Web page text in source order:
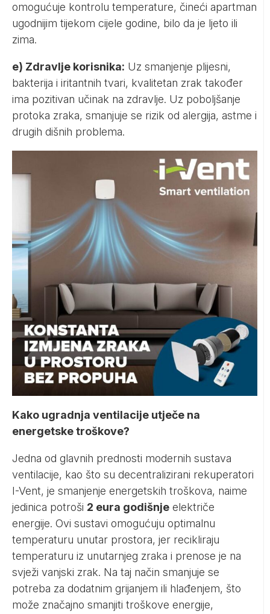
omogućuje kontrolu temperature, čineći apartman
ugodnijim tijekom cijele godine, bilo da je ljeto ili
zima.
e) Zdravlje korisnika: Uz smanjenje plijesni,
bakterija i iritantnih tvari, kvalitetan zrak također
ima pozitivan učinak na zdravlje. Uz poboljšanje
protoka zraka, smanjuje se rizik od alergija, astme i
drugih dišnih problema.
Kako ugradnja ventilacije utječe na
energetske troškove?
Jedna od glavnih prednosti modernih sustava
ventilacije, kao što su decentralizirani rekuperatori
I-Vent, je smanjenje energetskih troškova, naime
jedinica potroši 2 eura godišnje električe
energije. Ovi sustavi omogućuju optimalnu
temperaturu unutar prostora, jer recikliraju
temperaturu iz unutarnjeg zraka i prenose je na
svježi vanjski zrak. Na taj način smanjuje se
potreba za dodatnim grijanjem ili hlađenjem, što
može značajno smanjiti troškove energije,